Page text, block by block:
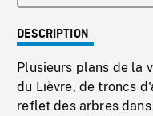
DESCRIPTION
Plusieurs plans de la
du Lièvre, de troncs
reflet des arbres